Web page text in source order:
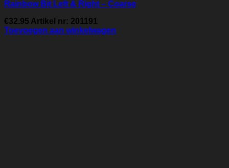
Rainbow Bit Left & Right – Coarse
€32.95 Artikel nr: 201191
Toevoegen aan winkelwagen